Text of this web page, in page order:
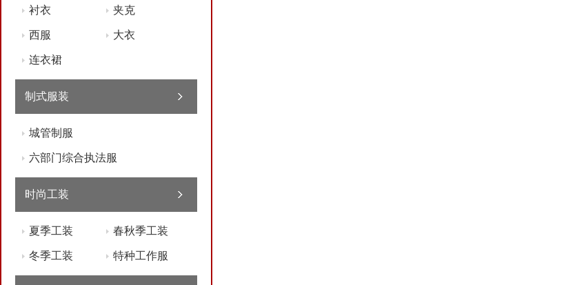
衬衣 夹克
西服 大衣
连衣裙
制式服装
城管制服
六部门综合执法服
时尚工装
夏季工装 春秋季工装
冬季工装 特种工作服